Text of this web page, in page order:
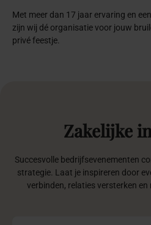
Met meer dan 17 jaar ervaring en
zijn wij dé organisatie voor jouw
privé feestje.
Zakelijke
Succesvolle bedrijfsevenementen
strategie. Laat je inspireren door
verbinden, relaties versterken en